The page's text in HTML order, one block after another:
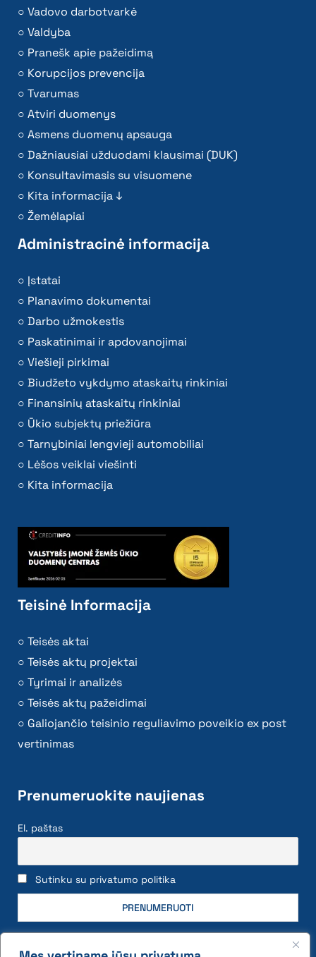
Vadovo darbotvarkė
Valdyba
Pranešk apie pažeidimą
Korupcijos prevencija
Tvarumas
Atviri duomenys
Asmens duomenų apsauga
Dažniausiai užduodami klausimai (DUK)
Konsultavimasis su visuomene
Kita informacija ↓
Žemėlapiai
Administracinė informacija
Įstatai
Planavimo dokumentai
Darbo užmokestis
Paskatinimai ir apdovanojimai
Viešieji pirkimai
Biudžeto vykdymo ataskaitų rinkiniai
Finansinių ataskaitų rinkiniai
Ūkio subjektų priežiūra
Tarnybiniai lengvieji automobiliai
Lėšos veiklai viešinti
Kita informacija
Teisinė Informacija
Teisės aktai
Teisės aktų projektai
Tyrimai ir analizės
Teisės aktų pažeidimai
Galiojančio teisinio reguliavimo poveikio ex post
vertinimas
Prenumeruokite naujienas
El. paštas
Sutinku su privatumo politika